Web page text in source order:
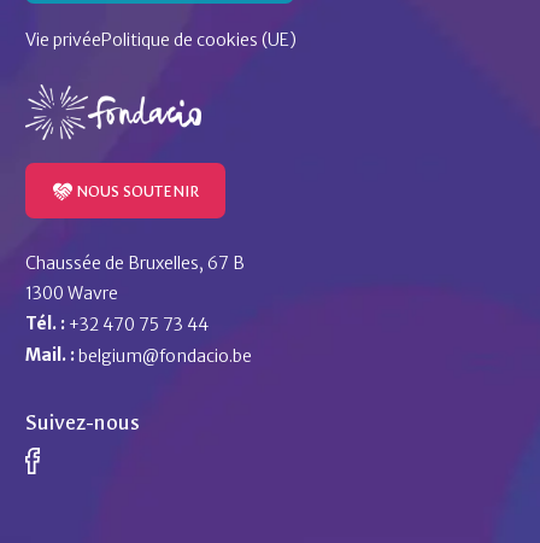
Vie privéePolitique de cookies (UE)
NOUS SOUTENIR
Chaussée de Bruxelles, 67 B
1300 Wavre
Tél. : +32 470 75 73 44
Mail. : belgium@fondacio.be
Suivez-nous